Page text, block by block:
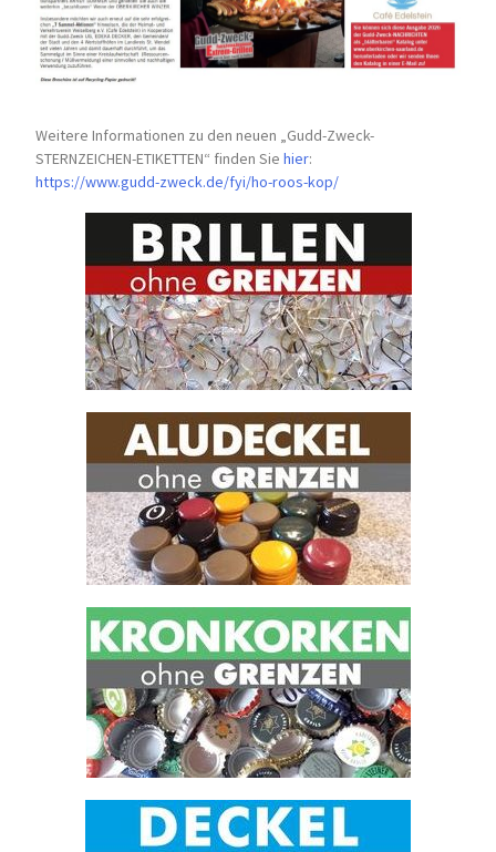
Weitere Informationen zu den neuen „Gudd-Zweck-
STERNZEICHEN-ETIKETTEN“ finden Siehier:
https://www.gudd-zweck.de/fyi/ho-roos-kop/